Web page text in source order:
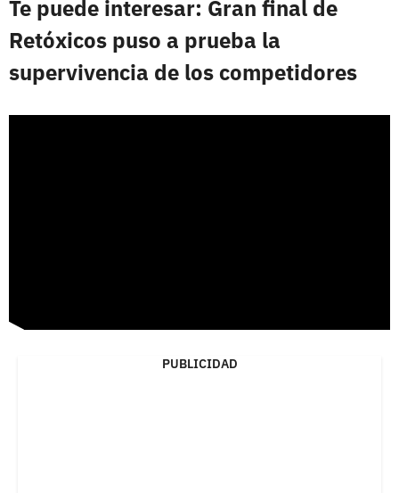
Te puede interesar: Gran final de
Retóxicos puso a prueba la
supervivencia de los competidores
PUBLICIDAD